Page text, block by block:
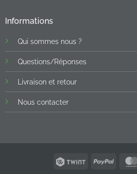
Informations
Qui sommes nous ?
Questions/Réponses
Livraison et retour
Nous contacter
Twint PayPal